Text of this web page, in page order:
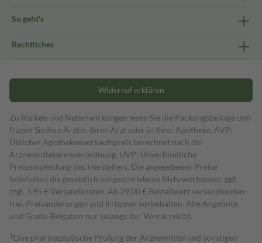
So geht's
Rechtliches
Widerruf erklären
Zu Risiken und Nebenwirkungen lesen Sie die Packungsbeilage und
fragen Sie Ihre Ärztin, Ihren Arzt oder in Ihrer Apotheke. AVP:
Üblicher Apothekenverkaufspreis berechnet nach der
Arzneimittelpreisverordnung. UVP: Unverbindliche
Preisempfehlung des Herstellers. Die angegebenen Preise
beinhalten die gesetzlich vorgeschriebene Mehrwertsteuer, ggf.
zzgl. 3,95 € Versandkosten. Ab 29,00 € Bestell­wert versand­kosten­
frei. Preisänderungen und Irrtümer vorbehalten. Alle Angebote
und Gratis-Beigaben nur solange der Vorrat reicht.
1 Eine pharmazeutische Prüfung der Arzneimittel und sonstigen